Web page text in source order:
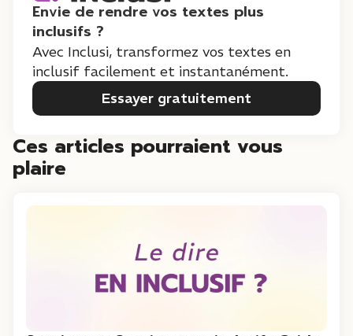
Envie de rendre vos textes plus
inclusifs ?
Avec Inclusi, transformez vos textes en
inclusif facilement et instantanément.
Essayer gratuitement
Ces articles pourraient vous
plaire